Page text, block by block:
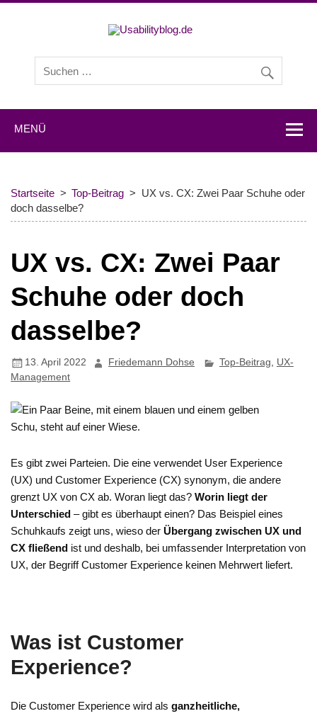
Experten zu den Themen Usability und User Experience.
MENÜ
Startseite Top-Beitrag
UX vs. CX: Zwei Paar Schuhe oder
doch dasselbe?
UX vs. CX: Zwei Paar
Schuhe oder doch
dasselbe?
13. April 2022 Friedemann Dohse Top-Beitrag, UX-
Management
Es gibt zwei Parteien. Die eine verwendet User Experience
(UX) und Customer Experience (CX) synonym, die andere
grenzt UX von CX ab. Woran liegt das?Worin liegt der
Unterschied – gibt es überhaupt einen? Das Beispiel eines
Schuhkaufs zeigt uns, wieso der Übergang zwischen UX und
CX fließend ist und deshalb, bei umfassender Interpretation von
UX, der Begriff Customer Experience keinen Mehrwert liefert.
Was ist Customer
Experience?
Die Customer Experience wird alsganzheitliche,